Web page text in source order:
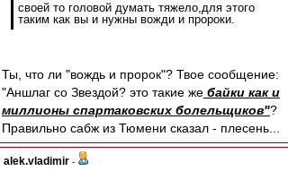
своей то головой думать тяжело,для этого
таким как вы и нужны вожди и пророки.
Ты, что ли "вождь и пророк"? Твое сообщение:
"Аншлаг со Звездой? это такие же байки как и
миллионы спартаковских болельщиков"?
Правильно сабж из Тюмени сказал - плесень...
alek.vladimir -